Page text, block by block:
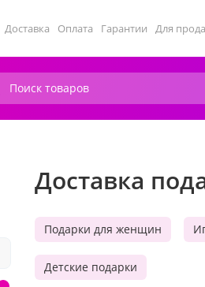
Доставка Оплата Гарантии Для
Доставка
Подарки для женщин
Детские подарки